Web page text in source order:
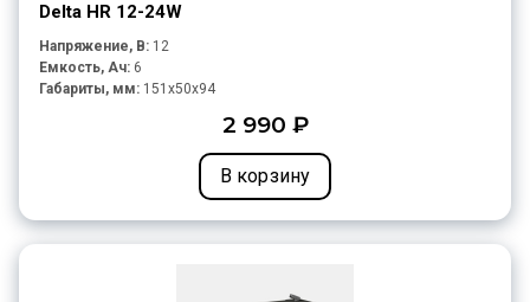
Delta HR 12-24W
Напряжение, В: 12
Емкость, Ач: 6
Габариты, мм: 151x50x94
2 990 ₽
В корзину